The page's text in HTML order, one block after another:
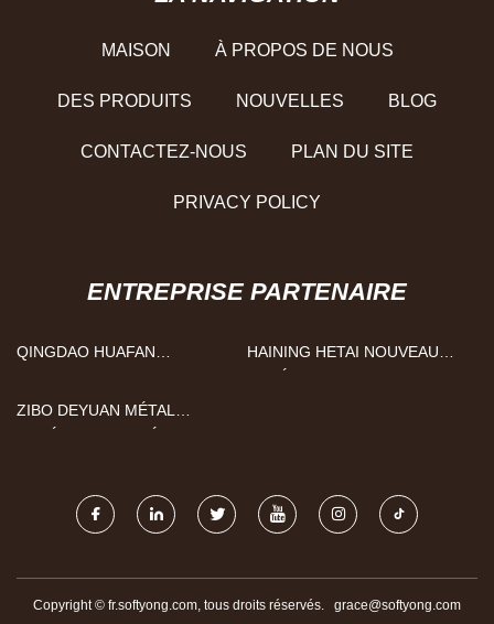
MAISON À PROPOS DE NOUS
DES PRODUITS NOUVELLES BLOG
CONTACTEZ-NOUS PLAN DU SITE
PRIVACY POLICY
ENTREPRISE PARTENAIRE
QINGDAO HUAFAN
CHAÎNE GESTION CO., LTD
HAINING HETAI NOUVEAU
ZIBO DEYUAN MÉTAL
Copyright © fr.softyong.com, tous droits réservés. grace@softyong.com